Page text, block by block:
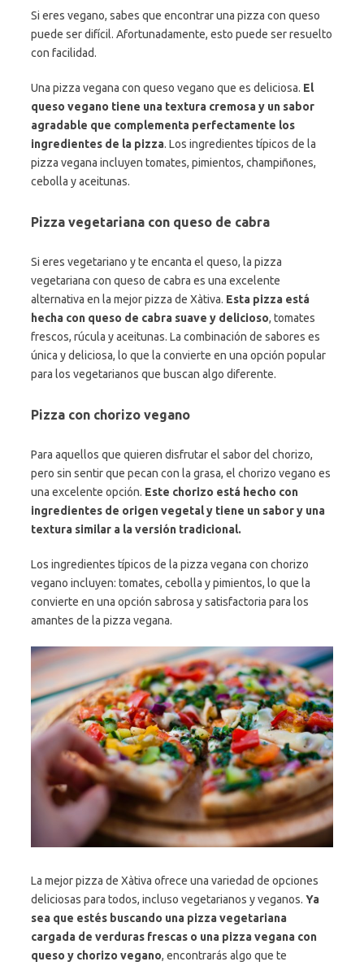
Si eres vegano, sabes que encontrar una pizza con queso
puede ser difícil. Afortunadamente, esto puede ser resuelto
con facilidad.
Una pizza vegana con queso vegano que es deliciosa. El
queso vegano tiene una textura cremosa y un sabor
agradable que complementa perfectamente los
ingredientes de la pizza. Los ingredientes típicos de la
pizza vegana incluyen tomates, pimientos, champiñones,
cebolla y aceitunas.
Pizza vegetariana con queso de cabra
Si eres vegetariano y te encanta el queso, la pizza
vegetariana con queso de cabra es una excelente
alternativa en la mejor pizza de Xàtiva. Esta pizza está
hecha con queso de cabra suave y delicioso, tomates
frescos, rúcula y aceitunas. La combinación de sabores es
única y deliciosa, lo que la convierte en una opción popular
para los vegetarianos que buscan algo diferente.
Pizza con chorizo vegano
Para aquellos que quieren disfrutar el sabor del chorizo,
pero sin sentir que pecan con la grasa, el chorizo vegano es
una excelente opción. Este chorizo está hecho con
ingredientes de origen vegetal y tiene un sabor y una
textura similar a la versión tradicional.
Los ingredientes típicos de la pizza vegana con chorizo
vegano incluyen: tomates, cebolla y pimientos, lo que la
convierte en una opción sabrosa y satisfactoria para los
amantes de la pizza vegana.
La mejor pizza de Xàtiva ofrece una variedad de opciones
deliciosas para todos, incluso vegetarianos y veganos. Ya
sea que estés buscando una pizza vegetariana
cargada de verduras frescas o una pizza vegana con
queso y chorizo vegano, encontrarás algo que te